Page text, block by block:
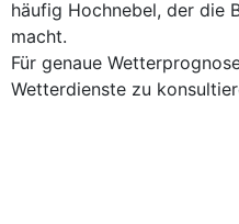
häufig Hochnebel, der die
macht.
Für genaue
Wetterdienste zu